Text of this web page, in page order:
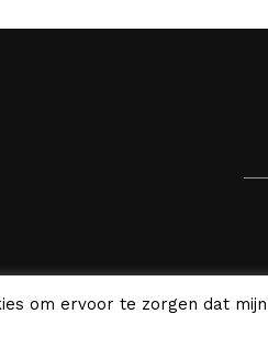
om ervoor te zorgen dat